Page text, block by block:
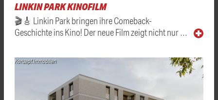
LINKIN PARK KINOFILM
🎬🎸 Linkin Park bringen ihre Comeback-
Geschichte ins Kino! Der neue Film zeigt nicht nur …
Konzept Immobilien